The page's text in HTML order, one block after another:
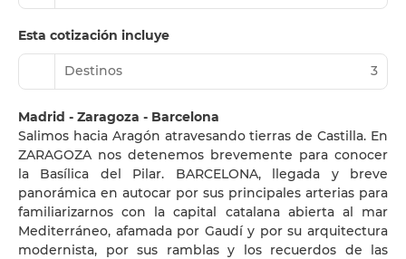
Esta cotización incluye
Destinos 3
Madrid - Zaragoza - Barcelona
Salimos hacia Aragón atravesando tierras de Castilla. En
ZARAGOZA nos detenemos brevemente para conocer
la Basílica del Pilar. BARCELONA, llegada y breve
panorámica en autocar por sus principales arterias para
familiarizarnos con la capital catalana abierta al mar
Mediterráneo, afamada por Gaudí y por su arquitectura
modernista, por sus ramblas y los recuerdos de las